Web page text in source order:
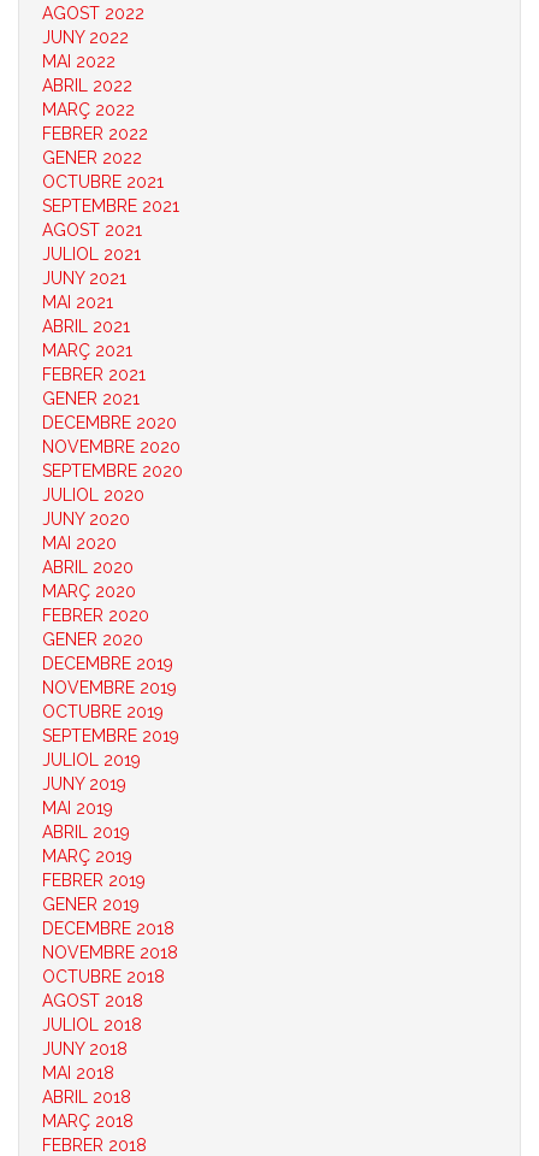
AGOST 2022
JUNY 2022
MAI 2022
ABRIL 2022
MARÇ 2022
FEBRER 2022
GENER 2022
OCTUBRE 2021
SEPTEMBRE 2021
AGOST 2021
JULIOL 2021
JUNY 2021
MAI 2021
ABRIL 2021
MARÇ 2021
FEBRER 2021
GENER 2021
DECEMBRE 2020
NOVEMBRE 2020
SEPTEMBRE 2020
JULIOL 2020
JUNY 2020
MAI 2020
ABRIL 2020
MARÇ 2020
FEBRER 2020
GENER 2020
DECEMBRE 2019
NOVEMBRE 2019
OCTUBRE 2019
SEPTEMBRE 2019
JULIOL 2019
JUNY 2019
MAI 2019
ABRIL 2019
MARÇ 2019
FEBRER 2019
GENER 2019
DECEMBRE 2018
NOVEMBRE 2018
OCTUBRE 2018
AGOST 2018
JULIOL 2018
JUNY 2018
MAI 2018
ABRIL 2018
MARÇ 2018
FEBRER 2018